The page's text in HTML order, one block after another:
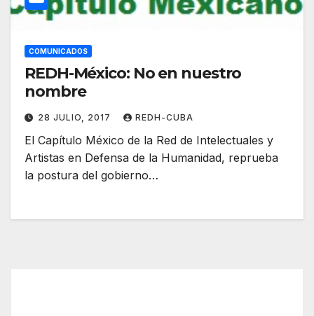
COMUNICADOS
REDH-México: No en nuestro
nombre
28 JULIO, 2017 REDH-CUBA
El Capítulo México de la Red de Intelectuales y
Artistas en Defensa de la Humanidad, reprueba
la postura del gobierno…